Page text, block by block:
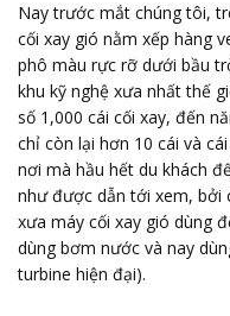
Nay trước mắt chúng tôi,
cối xay gió nằm xếp hàng
phô màu rực rỡ dưới bầu
khu kỹ nghệ xưa nhất thế
số 1,000 cái cối xay, đến
chỉ còn lại hơn 10 cái và
nơi mà hầu hết du khách
như được dẫn tới xem, bởi
xưa máy cối xay gió dùng
dùng bơm nước và nay
turbine hiện đại).